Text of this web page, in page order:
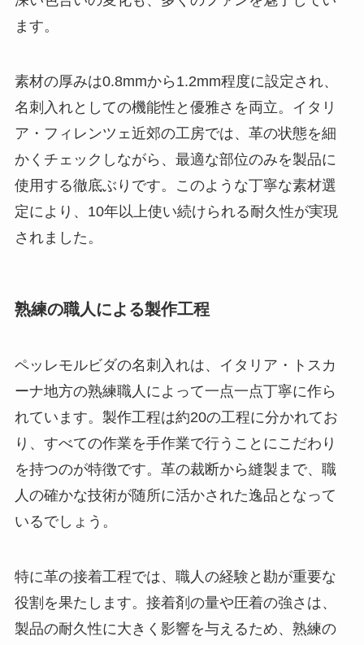
ます。
素材の厚みは0.8mmから1.2mm程度に設定され、
名刺入れとしての機能性と優雅さを両立。イタリ
ア・フィレンツェ近郊の工房では、革の状態を細
かくチェックしながら、最適な部位のみを製品に
使用する徹底ぶりです。このような丁寧な素材選
定により、10年以上使い続けられる耐久性が実現
されました。
熟練の職人による製作工程
ペッレモルビダの名刺入れは、イタリア・トスカ
ーナ地方の熟練職人によって一点一点丁寧に作ら
れています。製作工程は約20の工程に分かれてお
り、すべての作業を手作業で行うことにこだわり
を持つのが特徴です。革の裁断から縫製まで、職
人の確かな技術が随所に活かされた逸品となって
いるでしょう。
特に革の接着工程では、職人の経験と勘が重要な
役割を果たします。接着剤の量や圧着の強さは、
製品の耐久性に大きく影響を与えるため、熟練の